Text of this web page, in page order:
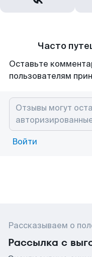
Часто
Оставьте
пользователям
Войти
Рассказываем о
Рассылка с